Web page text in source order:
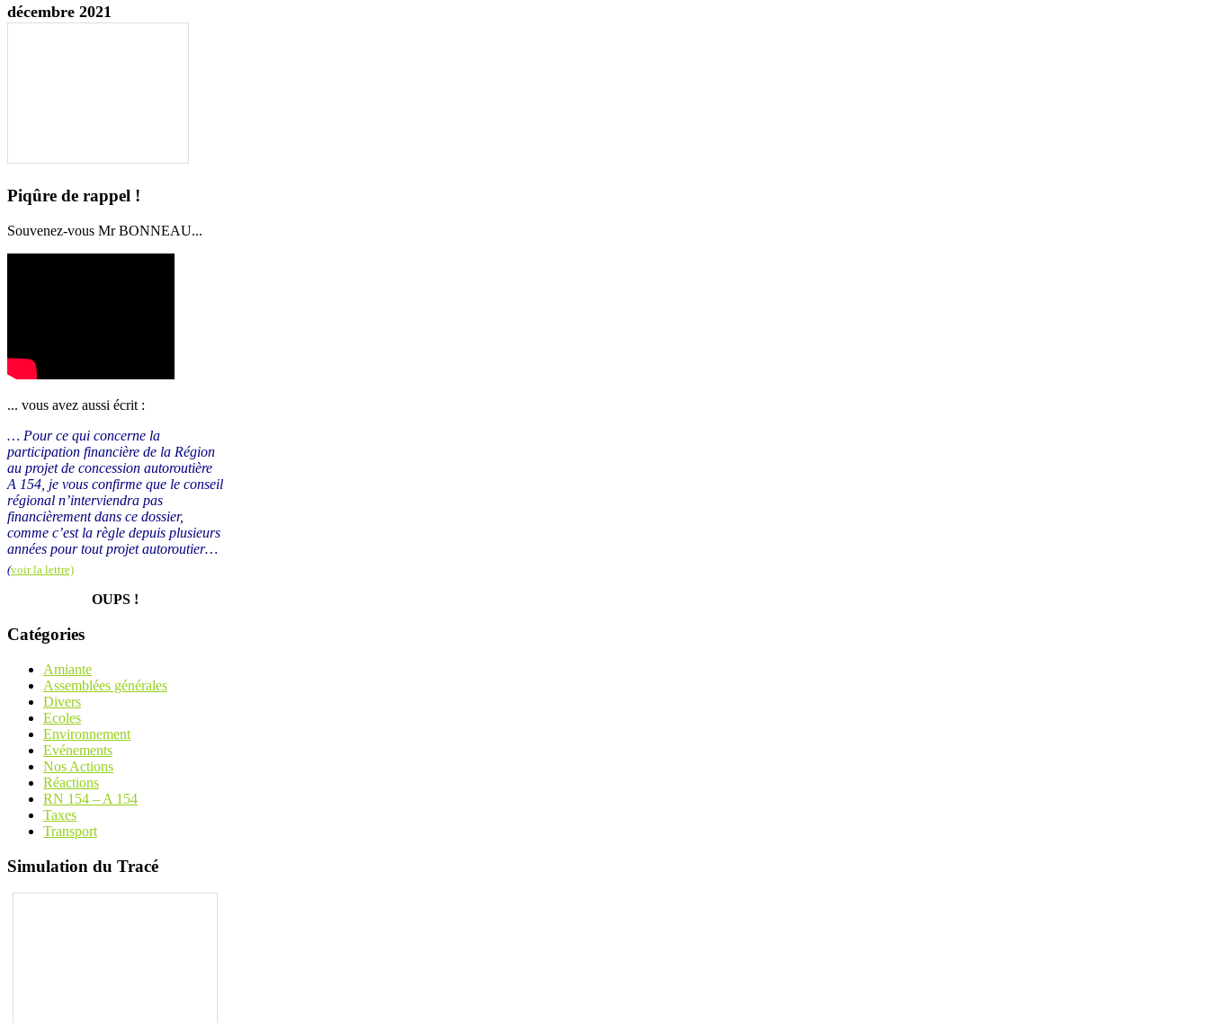
décembre 2021
Piqûre de rappel !
Souvenez-vous Mr BONNEAU...
... vous avez aussi écrit :
… Pour ce qui concerne la
participation financière de la Région
au projet de concession autoroutière
A 154, je vous confirme que le conseil
régional n’interviendra pas
financièrement dans ce dossier,
comme c’est la règle depuis plusieurs
années pour tout projet autoroutier…
(voir la lettre)
OUPS !
Catégories
Amiante
Assemblées générales
Divers
Ecoles
Environnement
Evénements
Nos Actions
Réactions
RN 154 – A 154
Taxes
Transport
Simulation du Tracé